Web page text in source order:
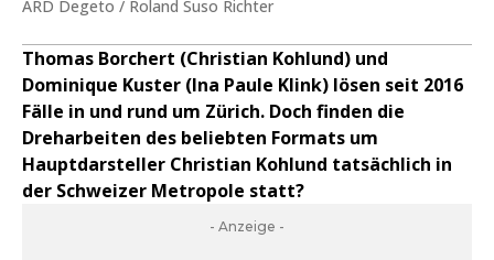
ARD Degeto / Roland Suso Richter
Thomas Borchert (Christian Kohlund) und
Dominique Kuster (Ina Paule Klink) lösen seit 2016
Fälle in und rund um Zürich. Doch finden die
Dreharbeiten des beliebten Formats um
Hauptdarsteller Christian Kohlund tatsächlich in
der Schweizer Metropole statt?
- Anzeige -